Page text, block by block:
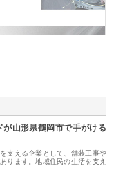
山形県鶴岡市で手がける
支える企業として、舗装工事や
ります。地域住民の生活を支え